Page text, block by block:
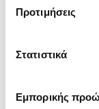
Προτιμήσεις
Στατιστικά
Εμπορικής